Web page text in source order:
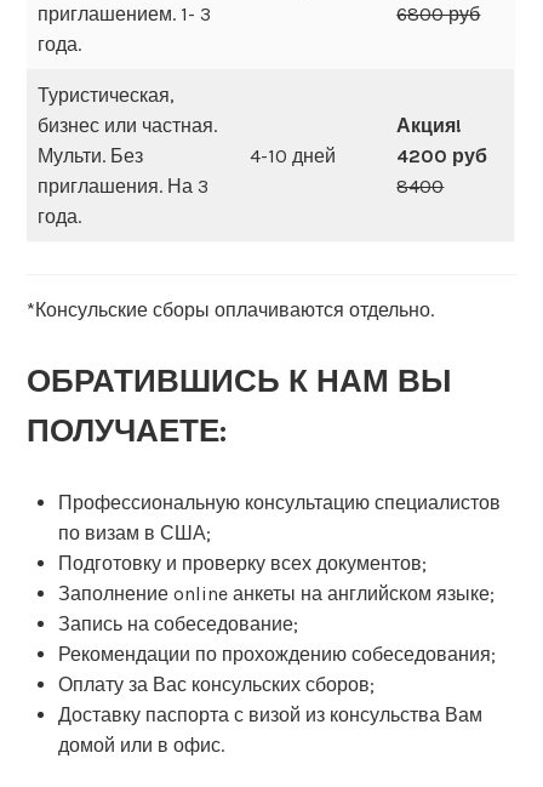
приглашением. 1- 3
года.
6800 руб
Туристическая,
бизнес или частная.
Мульти. Без
приглашения. На 3
года.
4-10 дней
Акция!
4200 руб
8400
*Консульские сборы оплачиваются отдельно.
ОБРАТИВШИСЬ К НАМ ВЫ
ПОЛУЧАЕТЕ:
Профессиональную консультацию специалистов
по визам в США;
Подготовку и проверку всех документов;
Заполнение online анкеты на английском языке;
Запись на собеседование;
Рекомендации по прохождению собеседования;
Оплату за Вас консульских сборов;
Доставку паспорта с визой из консульства Вам
домой или в офис.